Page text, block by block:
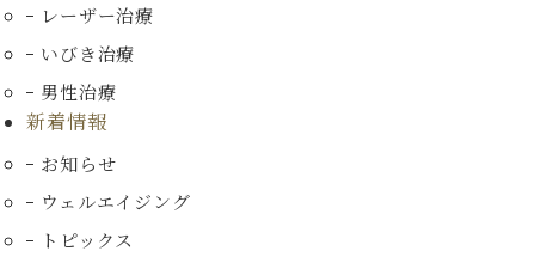
レーザー治療
いびき治療
男性治療
新着情報
お知らせ
ウェルエイジング
トピックス